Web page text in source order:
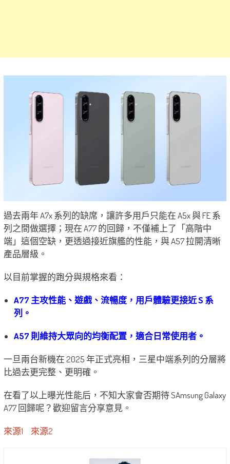
過去兩年 A7x 系列的缺席，讓許多用戶只能在 A5x 與 FE 系
列之間做選擇；現在 A77 的回歸，不僅補上了「高階中
端」這個空缺，更透過接近旗艦的性能，與 A57 拉開清晰
產品層級。
以目前掌握的跑分與規格來看：
A77 主攻性能、遊戲、流暢度，用戶體驗更接近 S 系
列。
A57 則維持大眾向的均衡配置，適合日常使用者。
一旦兩台新機在 2025 年正式亮相，三星中端系列的分層將
比過去更完整、更明確。
在看了以上曝光性能后，不知大家會否期待 SAmsung Galaxy
A77 回歸呢？歡迎留言分享意見。
來源1 來源2